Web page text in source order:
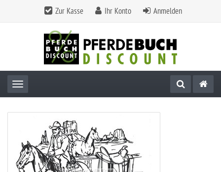
Zur Kasse Ihr Konto Anmelden
Toggle navigation